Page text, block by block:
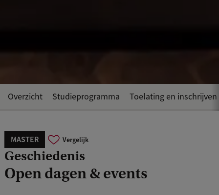
MASTER Vergelijk
Geschiedenis
Open dagen & events
Overzicht Studieprogramma Toelating en inschrijven